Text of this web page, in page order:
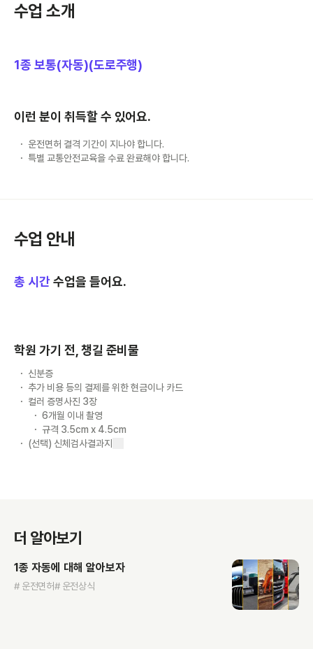
수업 소개
1종 보통(자동)(도로주행)
이런 분이 취득할 수 있어요.
운전면허 결격 기간이 지나야 합니다.
특별 교통안전교육을 수료 완료해야 합니다.
수업 안내
총 시간수업을 들어요.
학원 가기 전, 챙길 준비물
신분증
추가 비용 등의 결제를 위한 현금이나 카드
컬러 증명사진 3장
6개월 이내 촬영
규격 3.5cm x 4.5cm
(선택) 신체검사결과지
더 알아보기
1종 자동에 대해 알아보자
# 운전면허# 운전상식